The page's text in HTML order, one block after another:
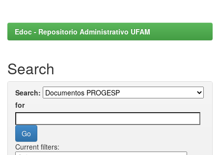
Edoc - Repositorio Administrativo UFAM
Search
Search:
for
Current filters: